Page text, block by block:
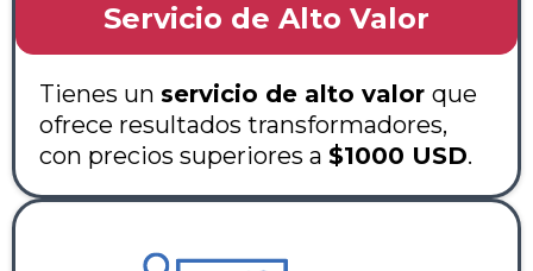
Servicio de Alto Valor
Tienes un servicio de alto valor que
ofrece resultados transformadores,
con precios superiores a $1000 USD.